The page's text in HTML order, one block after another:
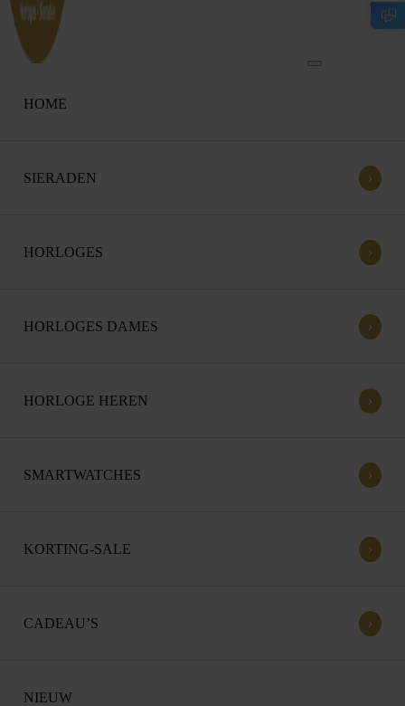
HOME
SIERADEN ›
HORLOGES ›
HORLOGES DAMES ›
HORLOGE HEREN ›
SMARTWATCHES ›
KORTING-SALE ›
CADEAU’S ›
NIEUW